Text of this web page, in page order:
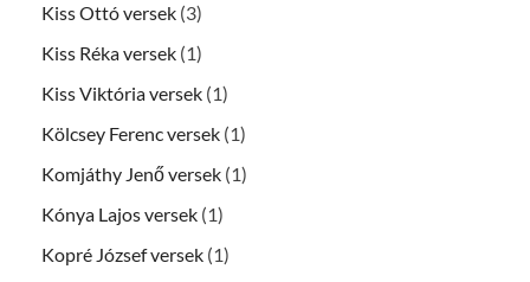
Kiss Ottó versek (3)
Kiss Réka versek (1)
Kiss Viktória versek (1)
Kölcsey Ferenc versek (1)
Komjáthy Jenő versek (1)
Kónya Lajos versek (1)
Kopré József versek (1)